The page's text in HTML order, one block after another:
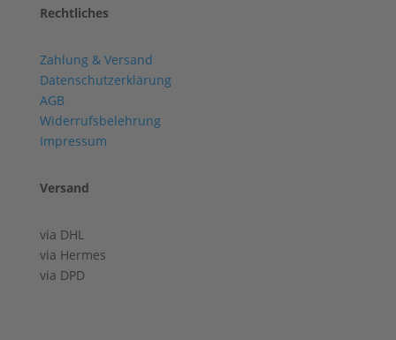
Rechtliches
Zahlung & Versand
Datenschutzerklärung
AGB
Widerrufsbelehrung
Impressum
Versand
via DHL
via Hermes
via DPD